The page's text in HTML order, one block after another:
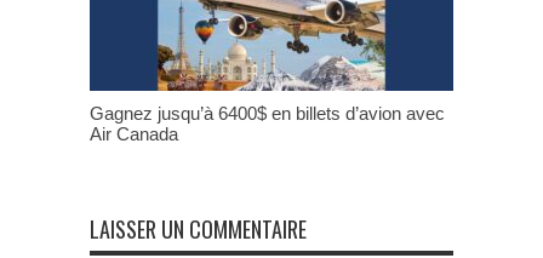
Gagnez jusqu’à 6400$ en billets d’avion avec
Air Canada
LAISSER UN COMMENTAIRE